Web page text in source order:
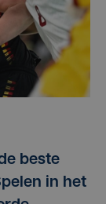
beste
in het